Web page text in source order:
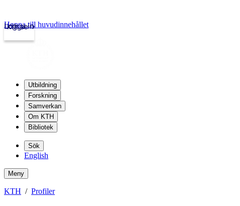
kth.se
Logga in
Hoppa till huvudinnehållet
Utbildning
Forskning
Samverkan
Om KTH
Bibliotek
Sök
English
Meny
KTH Profiler